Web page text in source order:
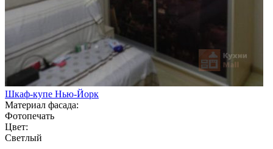
Шкаф-купе Нью-Йорк
Материал фасада:
Фотопечать
Цвет:
Светлый